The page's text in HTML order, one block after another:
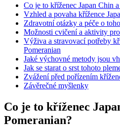
Co je ‍to ‌kříženec Japan Chin
Vzhled a povaha ⁢křížence
Zdravotní otázky a péče o
Možnosti cvičení a aktivity
Výživa a stravovací potřeby
Pomeranian
Jaké výchovné metody ​jsou
Jak​ se starat o srst tohoto
Zvážení před pořízením
Závěrečné myšlenky
Co je ‍to ‌kříženec
Pomeranian?